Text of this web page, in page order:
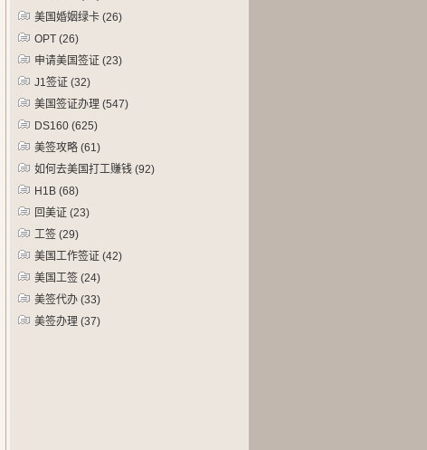
美国婚姻绿卡 (26)
OPT (26)
申请美国签证 (23)
J1签证 (32)
美国签证办理 (547)
DS160 (625)
美签攻略 (61)
如何去美国打工赚钱 (92)
H1B (68)
回美证 (23)
工签 (29)
美国工作签证 (42)
美国工签 (24)
美签代办 (33)
美签办理 (37)